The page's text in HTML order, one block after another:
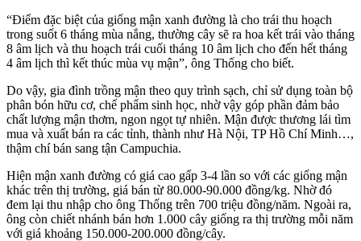
“Điểm đặc biệt của giống mận xanh đường là cho trái thu hoạch
trong suốt 6 tháng mùa nắng, thường cây sẽ ra hoa kết trái vào tháng
8 âm lịch và thu hoạch trái cuối tháng 10 âm lịch cho đến hết tháng
4 âm lịch thì kết thúc mùa vụ mận”, ông Thống cho biết.
Do vậy, gia đình trồng mận theo quy trình sạch, chỉ sử dụng toàn bộ
phân bón hữu cơ, chế phẩm sinh học, nhờ vậy góp phần đảm bảo
chất lượng mận thơm, ngon ngọt tự nhiên. Mận được thương lái tìm
mua và xuất bán ra các tỉnh, thành như Hà Nội, TP Hồ Chí Minh…,
thậm chí bán sang tận Campuchia.
Hiện mận xanh đường có giá cao gấp 3-4 lần so với các giống mận
khác trên thị trường, giá bán từ 80.000-90.000 đồng/kg. Nhờ đó
đem lại thu nhập cho ông Thống trên 700 triệu đồng/năm. Ngoài ra,
ông còn chiết nhánh bán hơn 1.000 cây giống ra thị trường mỗi năm
với giá khoảng 150.000-200.000 đồng/cây.